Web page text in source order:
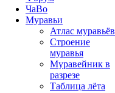
ЧаВо
Муравьи
Атлас муравьёв
Строение
муравья
Муравейник в
разрезе
Таблица лёта